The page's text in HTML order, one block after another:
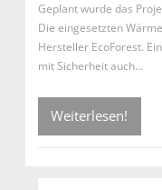
Geplant wurde das
Die eingesetzten
Hersteller EcoForest.
mit Sicherheit auch…
Weiterlesen!